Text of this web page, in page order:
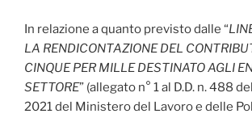
In relazione a quanto previsto dalle “
LA RENDICONTAZIONE DEL
CINQUE PER MILLE DESTINATO AGLI
SETTORE” (allegato n° 1 al D.D. n. 488
2021 del Ministero del Lavoro e delle